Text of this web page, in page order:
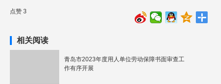
点赞 3
相关阅读
青岛市2023年度用人单位劳动保障书面审查工
作有序开展